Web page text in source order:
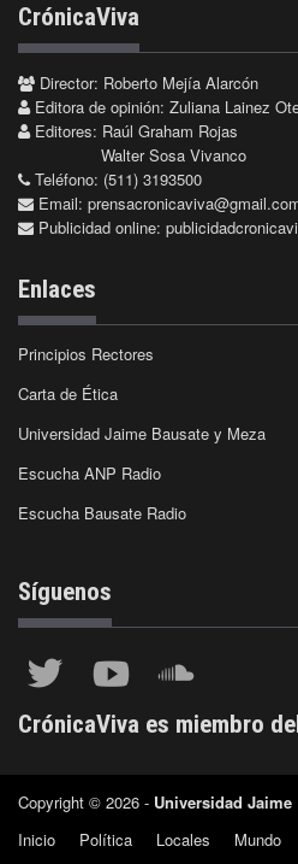
CrónicaViva
Director: Roberto Mejía Alarcón
Editora de opinión: Zuliana Lainez
Editores: Raúl Graham Rojas
Walter Sosa Vivanco
Teléfono: (511) 3193500
Email:
Publicidad online:
Enlaces
Principios Rectores
Carta de Ética
Universidad Jaime Bausate y Meza
Escucha ANP Radio
Escucha Bausate Radio
Síguenos
CrónicaViva es miembro
Copyright © 2026 - Universidad Jaime
Inicio
Política Locales Mundo